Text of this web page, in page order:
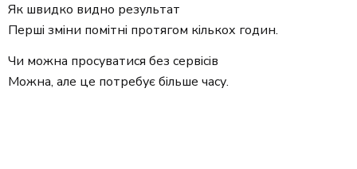
Як швидко видно результат
Перші зміни помітні протягом кількох годин.
Чи можна просуватися без сервісів
Можна, але це потребує більше часу.